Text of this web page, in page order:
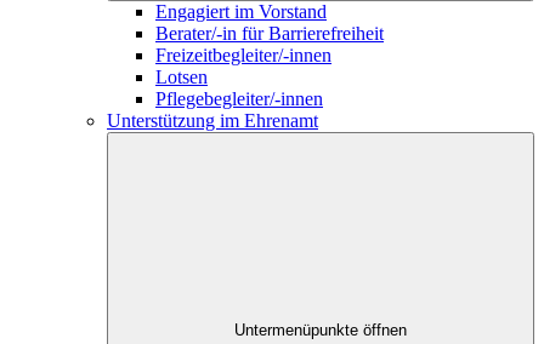
Engagiert im Vorstand
Berater/-in für Barrierefreiheit
Freizeitbegleiter/-innen
Lotsen
Pflegebegleiter/-innen
Unterstützung im Ehrenamt
Untermenüpunkte öffnen